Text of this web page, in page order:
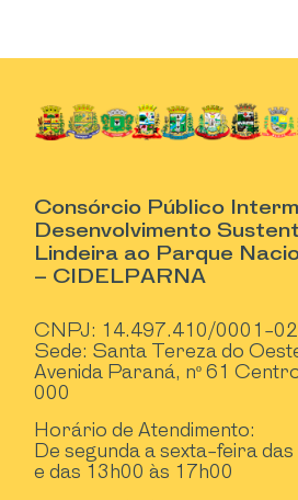
Consórcio Público
Desenvolvimento
Lindeira ao Parque
– CIDELPARNA
CNPJ: 14.497.410/0001-02
Sede: Santa Tereza do
Avenida Paraná, nº 61
000
Horário de Atendimento:
De segunda a sexta-feira
e das 13h00 às 17h00